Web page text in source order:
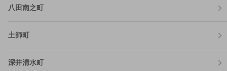
八田南之町
土師町
深井清水町